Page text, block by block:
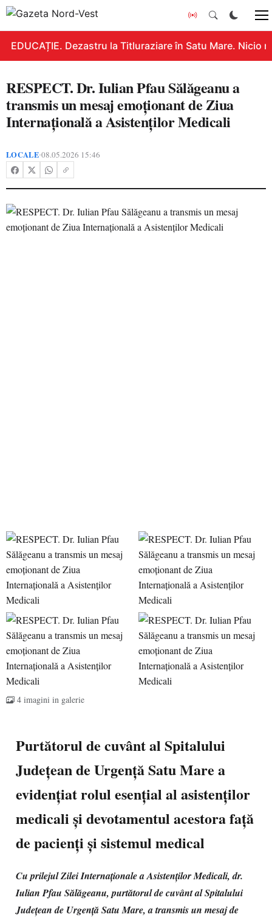
EDUCAȚIE. Dezastru la Titluraziare în Satu Mare. Nicio
RESPECT. Dr. Iulian Pfau Sălăgeanu a
transmis un mesaj emoționant de Ziua
Internațională a Asistenților Medicali
LOCALE•08.05.2026 15:46
4 imagini in galerie
Purtătorul de cuvânt al Spitalului
Județean de Urgență Satu Mare a
evidențiat rolul esențial al asistenților
medicali și devotamentul acestora față
de pacienți și sistemul medical
Cu prilejul Zilei Internaționale a Asistenților Medicali, dr.
Iulian Pfau Sălăgeanu, purtătorul de cuvânt al Spitalului
Județean de Urgență Satu Mare, a transmis un mesaj de